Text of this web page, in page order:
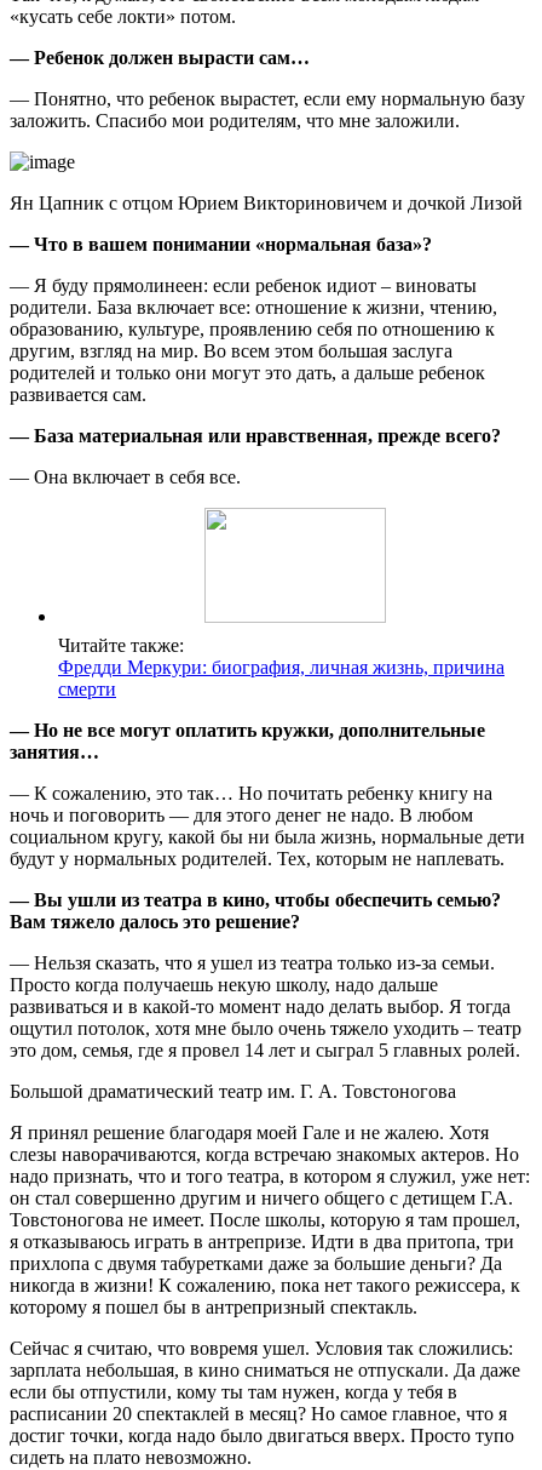
«кусать себе локти» потом.
— Ребенок должен вырасти сам…
— Понятно, что ребенок вырастет, если ему нормальную базу
заложить. Спасибо мои родителям, что мне заложили.
Ян Цапник с отцом Юрием Викториновичем и дочкой Лизой
— Что в вашем понимании «нормальная база»?
— Я буду прямолинеен: если ребенок идиот – виноваты
родители. База включает все: отношение к жизни, чтению,
образованию, культуре, проявлению себя по отношению к
другим, взгляд на мир. Во всем этом большая заслуга
родителей и только они могут это дать, а дальше ребенок
развивается сам.
— База материальная или нравственная, прежде всего?
— Она включает в себя все.
Читайте также:
Фредди Меркури: биография, личная жизнь, причина
смерти
— Но не все могут оплатить кружки, дополнительные
занятия…
— К сожалению, это так… Но почитать ребенку книгу на
ночь и поговорить — для этого денег не надо. В любом
социальном кругу, какой бы ни была жизнь, нормальные дети
будут у нормальных родителей. Тех, которым не наплевать.
— Вы ушли из театра в кино, чтобы обеспечить семью?
Вам тяжело далось это решение?
— Нельзя сказать, что я ушел из театра только из-за семьи.
Просто когда получаешь некую школу, надо дальше
развиваться и в какой-то момент надо делать выбор. Я тогда
ощутил потолок, хотя мне было очень тяжело уходить – театр
это дом, семья, где я провел 14 лет и сыграл 5 главных ролей.
Большой драматический театр им. Г. А. Товстоногова
Я принял решение благодаря моей Гале и не жалею. Хотя
слезы наворачиваются, когда встречаю знакомых актеров. Но
надо признать, что и того театра, в котором я служил, уже нет:
он стал совершенно другим и ничего общего с детищем Г.А.
Товстоногова не имеет. После школы, которую я там прошел,
я отказываюсь играть в антрепризе. Идти в два притопа, три
прихлопа с двумя табуретками даже за большие деньги? Да
никогда в жизни! К сожалению, пока нет такого режиссера, к
которому я пошел бы в антрепризный спектакль.
Сейчас я считаю, что вовремя ушел. Условия так сложились:
зарплата небольшая, в кино сниматься не отпускали. Да даже
если бы отпустили, кому ты там нужен, когда у тебя в
расписании 20 спектаклей в месяц? Но самое главное, что я
достиг точки, когда надо было двигаться вверх. Просто тупо
сидеть на плато невозможно.